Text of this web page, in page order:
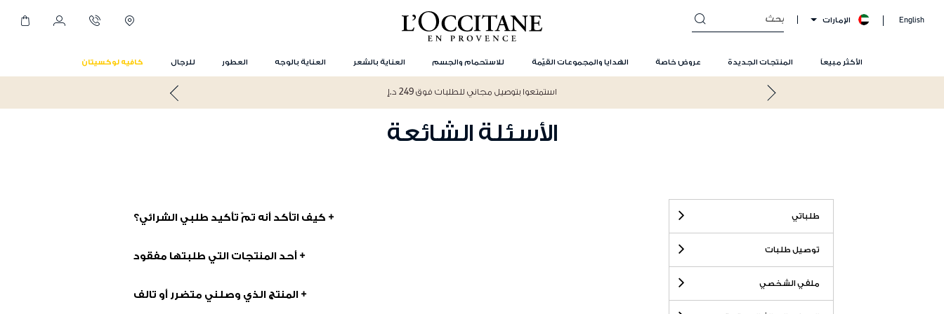
English الإمارات
الأكثر مبيعاً المنتجات الجديدة عروض خاصة الهدايا والمجموعات القيّمة للاستحمام والجسم العناية بالشعر العناية بالوجه العطور للرجال كافيه لوكسيتان
استمتعوا بتوصيل مجاني للطلبات فوق 249 د.إ
الأسئلة الشائعة
طلباتي
توصيل طلبات
ملفي الشخصي
+ كيف اتأكد أنه تمّ تأكيد طلبي الشرائي؟
عبر الإنترنت عن طريق تسجيل الدخول إلى حسابي ثم النقر فوق ""طلباتي""+ أحد المنتجات التي طلبتها مفقود
+ المنتج الذي وصلني متضرر أو تالف